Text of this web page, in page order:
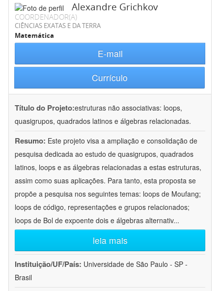
Alexandre Grichkov
COORDENADOR(A)
CIÊNCIAS EXATAS E DA TERRA
Matemática
E-mail
Currículo
Título do Projeto:estruturas não associativas: loops,
quasigrupos, quadrados latinos e álgebras relacionadas.
Resumo: Este projeto visa a ampliação e consolidação de
pesquisa dedicada ao estudo de quasigrupos, quadrados
latinos, loops e as álgebras relacionadas a estas estruturas,
assim como suas aplicações. Para tanto, esta proposta se
propõe a pesquisa nos seguintes temas: loops de Moufang;
loops de código, representações e grupos relacionados;
loops de Bol de expoente dois e álgebras alternativ...
leia mais
Instituição/UF/País: Universidade de São Paulo - SP -
Brasil